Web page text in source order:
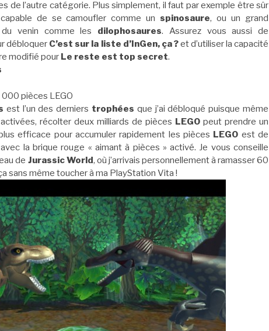
de l’autre catégorie. Plus simplement, il faut par exemple être sûr
de se camoufler comme unspinosaure, ou un grand
venin comme les dilophosaures. Assurez vous aussi de
débloquer C’est sur la liste d’InGen, ça ?et d’utiliser la capacité
modifié pour Le reste est top secret.
pièces LEGO
est l’un des derniers trophées que j’ai débloqué puisque même
récolter deux milliards de pièces LEGO peut prendre un
efficace pour accumuler rapidement les pièces LEGO est de
la brique rouge « aimant à pièces » activé. Je vous conseille
de Jurassic World, où j’arrivais personnellement à ramasser 60
sans même toucher à ma PlayStation Vita !